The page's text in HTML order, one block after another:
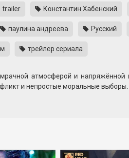
trailer Константин Хабенский
паулина андреева Русский
трейлер сериала
атмосферой и
и непростые моральные выборы.
составить первое впечатление